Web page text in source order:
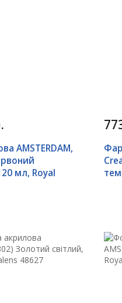
AMSTERDAM,
мл, Royal